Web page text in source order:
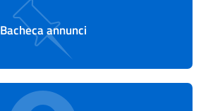
Bacheca annunci